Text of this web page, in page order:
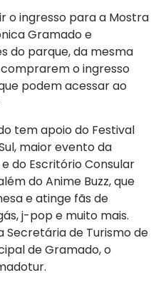
o ingresso para a Mostra
Gramado e
do parque, da mesma
o ingresso
podem acessar ao
tem apoio do Festival
maior evento da
do Escritório Consular
do Anime Buzz, que
e atinge fãs de
j-pop e muito mais.
de Turismo de
de Gramado, o